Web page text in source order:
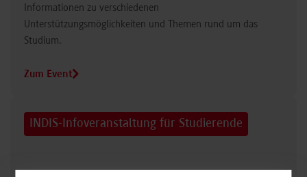
Informationen zu verschiedenen
Unterstützungsmöglichkeiten und Themen rund um das
Studium.
Zum Event
INDIS-Infoveranstaltung für Studierende